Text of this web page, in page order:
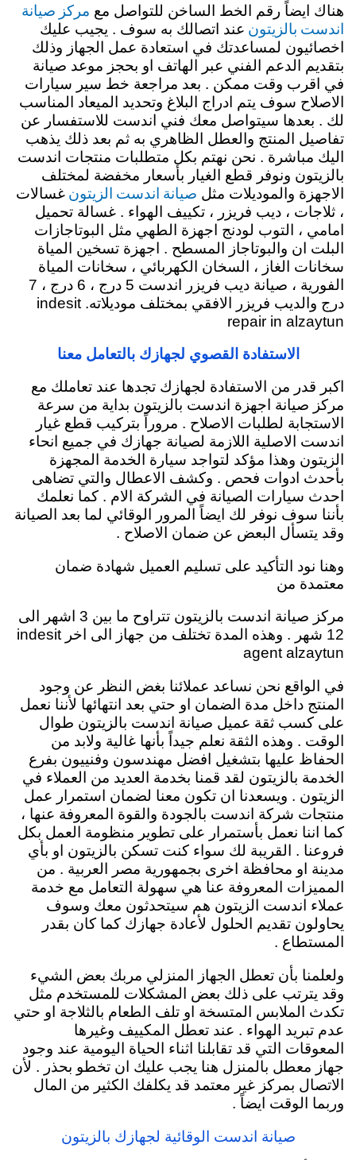
هناك ايضاً رقم الخط الساخن للتواصل مع مركز صيانة
اندست بالزيتون عند اتصالك به سوف . يجيب عليك
اخصائيون لمساعدتك في استعادة عمل الجهاز وذلك
بتقديم الدعم الفني عبر الهاتف او بحجز موعد صيانة
في اقرب وقت ممكن . بعد مراجعة خط سير سيارات
الاصلاح سوف يتم ادراج البلاغ وتحديد الميعاد المناسب
لك . بعدها سيتواصل معك فني اندست للاستفسار عن
تفاصيل المنتج والعطل الظاهري به ثم بعد ذلك يذهب
اليك مباشرة . نحن نهتم بكل متطلبات منتجات اندست
بالزيتون ونوفر قطع الغيار بأسعار مخفضة لمختلف
الاجهزة والموديلات مثل صيانة اندست الزيتون غسالات
، ثلاجات ، ديب فريزر ، تكييف الهواء . غسالة تحميل
امامي ، التوب لودنج اجهزة الطهي مثل البوتاجازات
البلت ان والبوتاجاز المسطح . اجهزة تسخين المياة
سخانات الغاز ، السخان الكهربائي ، سخانات المياة
الفورية ، صيانة ديب فريزر اندست 5 درج ، 6 درج ، 7
درج والديب فريزر الافقي بمختلف موديلاته. indesit
repair in alzaytun
الاستفادة القصوي لجهازك بالتعامل معنا
اكبر قدر من الاستفادة لجهازك تجدها عند تعاملك مع
مركز صيانة اجهزة اندست بالزيتون بداية من سرعة
الاستجابة لطلبات الاصلاح . مروراً بتركيب قطع غيار
اندست الاصلية اللازمة لصيانة جهازك في جميع انحاء
الزيتون وهذا مؤكد لتواجد سيارة الخدمة المجهزة
بأحدث ادوات فحص . وكشف الاعطال والتي تضاهى
احدث سيارات الصيانة في الشركة الام . كما نعلمك
بأننا سوف نوفر لك ايضاً المرور الوقائي لما بعد الصيانة
وقد يتسأل البعض عن ضمان الاصلاح .
وهنا نود التأكيد على تسليم العميل شهادة ضمان
معتمدة من
مركز صيانة اندست بالزيتون تتراوح ما بين 3 اشهر الى
12 شهر . وهذه المدة تختلف من جهاز الى اخر indesit
agent alzaytun
في الواقع نحن نساعد عملائنا بغض النظر عن وجود
المنتج داخل مدة الضمان او حتي بعد انتهائها لأننا نعمل
على كسب ثقة عميل صيانة اندست بالزيتون طوال
الوقت . وهذه الثقة نعلم جيداً بأنها غالية ولابد من
الحفاظ عليها بتشغيل افضل مهندسون وفنييون بفرع
الخدمة بالزيتون لقد قمنا بخدمة العديد من العملاء في
الزيتون . ويسعدنا ان تكون معنا لضمان استمرار عمل
منتجات شركة اندست بالجودة والقوة المعروفة عنها ،
كما اننا نعمل بأستمرار على تطوير منظومة العمل بكل
فروعنا . القريبة لك سواء كنت تسكن بالزيتون او بأي
مدينة او محافظة اخرى بجمهورية مصر العربية . من
المميزات المعروفة عنا هي سهولة التعامل مع خدمة
عملاء اندست الزيتون هم سيتحدثون معك وسوف
يحاولون تقديم الحلول لأعادة جهازك كما كان بقدر
المستطاع .
ولعلمنا بأن تعطل الجهاز المنزلي مربك بعض الشيء
وقد يترتب على ذلك بعض المشكلات للمستخدم مثل
تكدث الملابس المتسخة او تلف الطعام بالثلاجة او حتي
عدم تبريد الهواء . عند تعطل المكييف وغيرها
المعوقات التي قد تقابلنا اثناء الحياة اليومية عند وجود
جهاز معطل بالمنزل هنا يجب عليك ان تخطو بحذر . لأن
الاتصال بمركز غير معتمد قد يكلفك الكثير من المال
وربما الوقت ايضاً .
صيانة اندست الوقائية لجهازك بالزيتون